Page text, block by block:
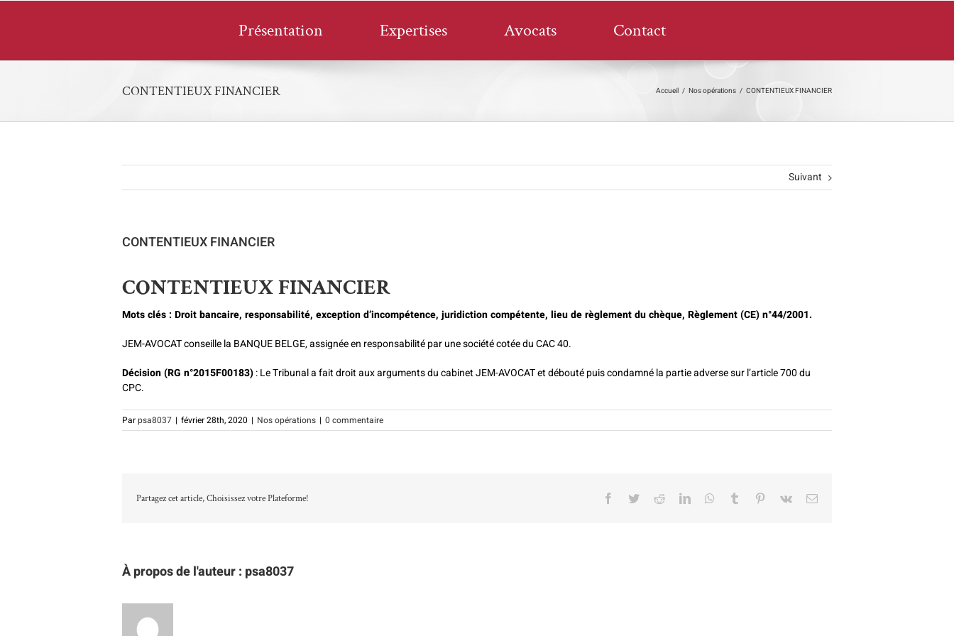
Présentation Expertises Avocats Contact
CONTENTIEUX FINANCIER Accueil / Nos opérations / CONTENTIEUX FINANCIER
Suivant
CONTENTIEUX FINANCIER
CONTENTIEUX FINANCIER
Mots clés : Droit bancaire, responsabilité, exception d’incompétence, juridiction compétente, lieu de règlement du chèque, Règlement (CE) n°44/2001.
JEM-AVOCAT conseille la BANQUE BELGE, assignée en responsabilité par une société cotée du CAC 40.
Décision (RG n°2015F00183): Le Tribunal a fait droit aux arguments du cabinet JEM-AVOCAT et débouté puis condamné la partie adverse sur l’article 700 du
CPC.
Parpsa8037 | février 28th, 2020 | Nos opérations | 0 commentaire
Partagez cet article, Choisissez votre Plateforme! Facebook
TwitterRedditLinkedInWhatsApp
Tumblr Pinterest
Vk Email
À propos de l'auteur : psa8037